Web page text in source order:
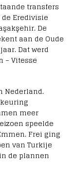
transfers
Eredivisie
De
aan de Oude
Dat werd
– Vitesse
Nederland.
meer
speelde
Frei ging
van Turkije
de plannen